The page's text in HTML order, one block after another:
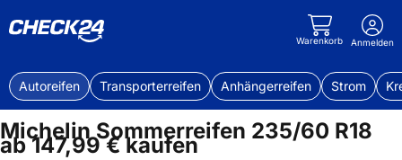
Warenkorb Anmelden
Autoreifen Transporterreifen Anhängerreifen Strom
Michelin Sommerreifen 235/60 R18
ab 147,99 € kaufen